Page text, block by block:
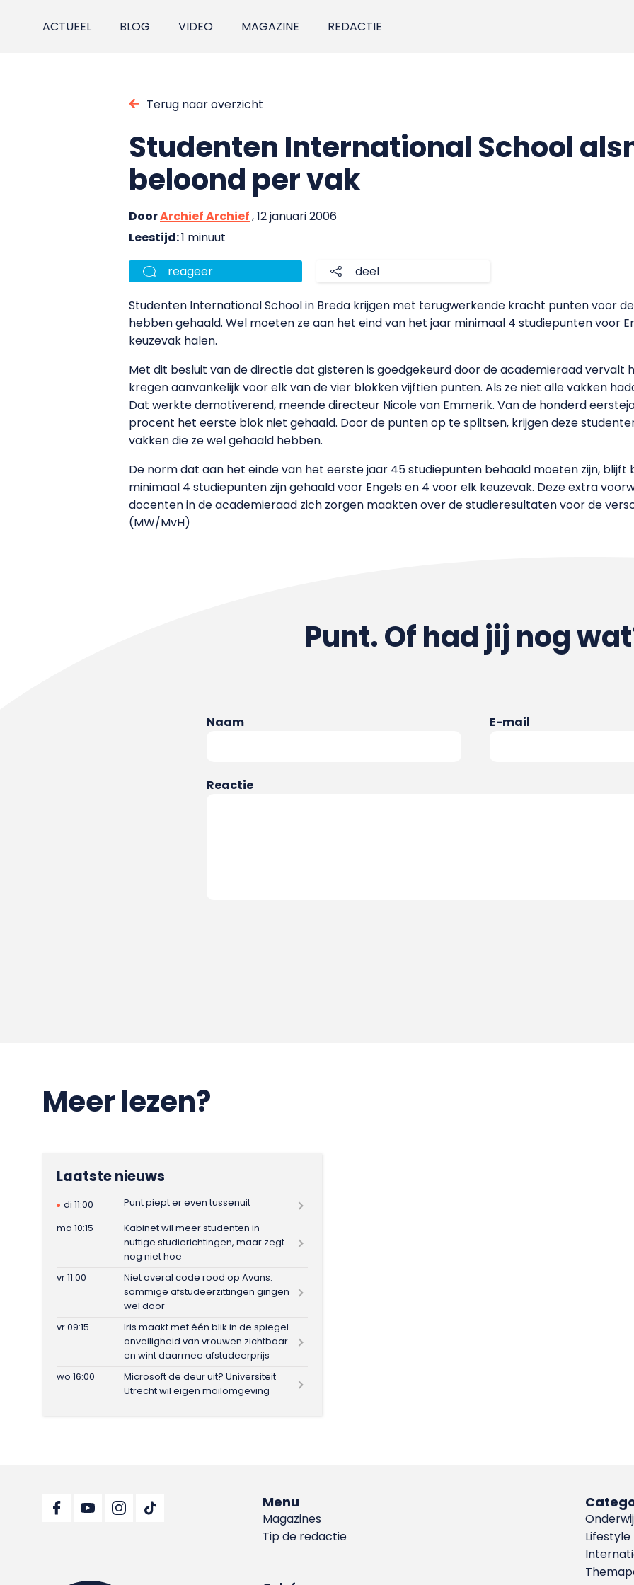
ACTUEEL BLOG VIDEO MAGAZINE REDACTIE
Terug naar overzicht
Studenten International School
beloond per vak
DoorArchief Archief, 12 januari 2006
Leestijd:1 minuut
reageer deel
Studenten International School in Breda krijgen met terugwerkende kracht punten voor
hebben gehaald. Wel moeten ze aan het eind van het jaar minimaal 4 studiepunten voor
keuzevak halen.
Met dit besluit van de directie dat gisteren is goedgekeurd door de academieraad vervalt
kregen aanvankelijk voor elk van de vier blokken vijftien punten. Als ze niet alle vakken
Dat werkte demotiverend, meende directeur Nicole van Emmerik. Van de honderd
procent het eerste blok niet gehaald. Door de punten op te splitsen, krijgen deze
vakken die ze wel gehaald hebben.
De norm dat aan het einde van het eerste jaar 45 studiepunten behaald moeten zijn,
minimaal 4 studiepunten zijn gehaald voor Engels en 4 voor elk keuzevak. Deze extra
docenten in de academieraad zich zorgen maakten over de studieresultaten voor de
(MW/MvH)
Punt. Of had jij nog
Naam E-mail
Reactie
Meer lezen?
Laatste nieuws
di 11:00
Punt piept er even tussenuit
ma 10:15
Kabinet wil meer studenten in
nuttige studierichtingen, maar zegt
nog niet hoe
vr 11:00
Niet overal code rood op Avans:
sommige afstudeerzittingen gingen
wel door
vr 09:15
Iris maakt met één blik in de spiegel
onveiligheid van vrouwen zichtbaar
en wint daarmee afstudeerprijs
wo 16:00
Microsoft de deur uit? Universiteit
Utrecht wil eigen mailomgeving
Menu
Magazines
Tip de redactie
Lifestyle